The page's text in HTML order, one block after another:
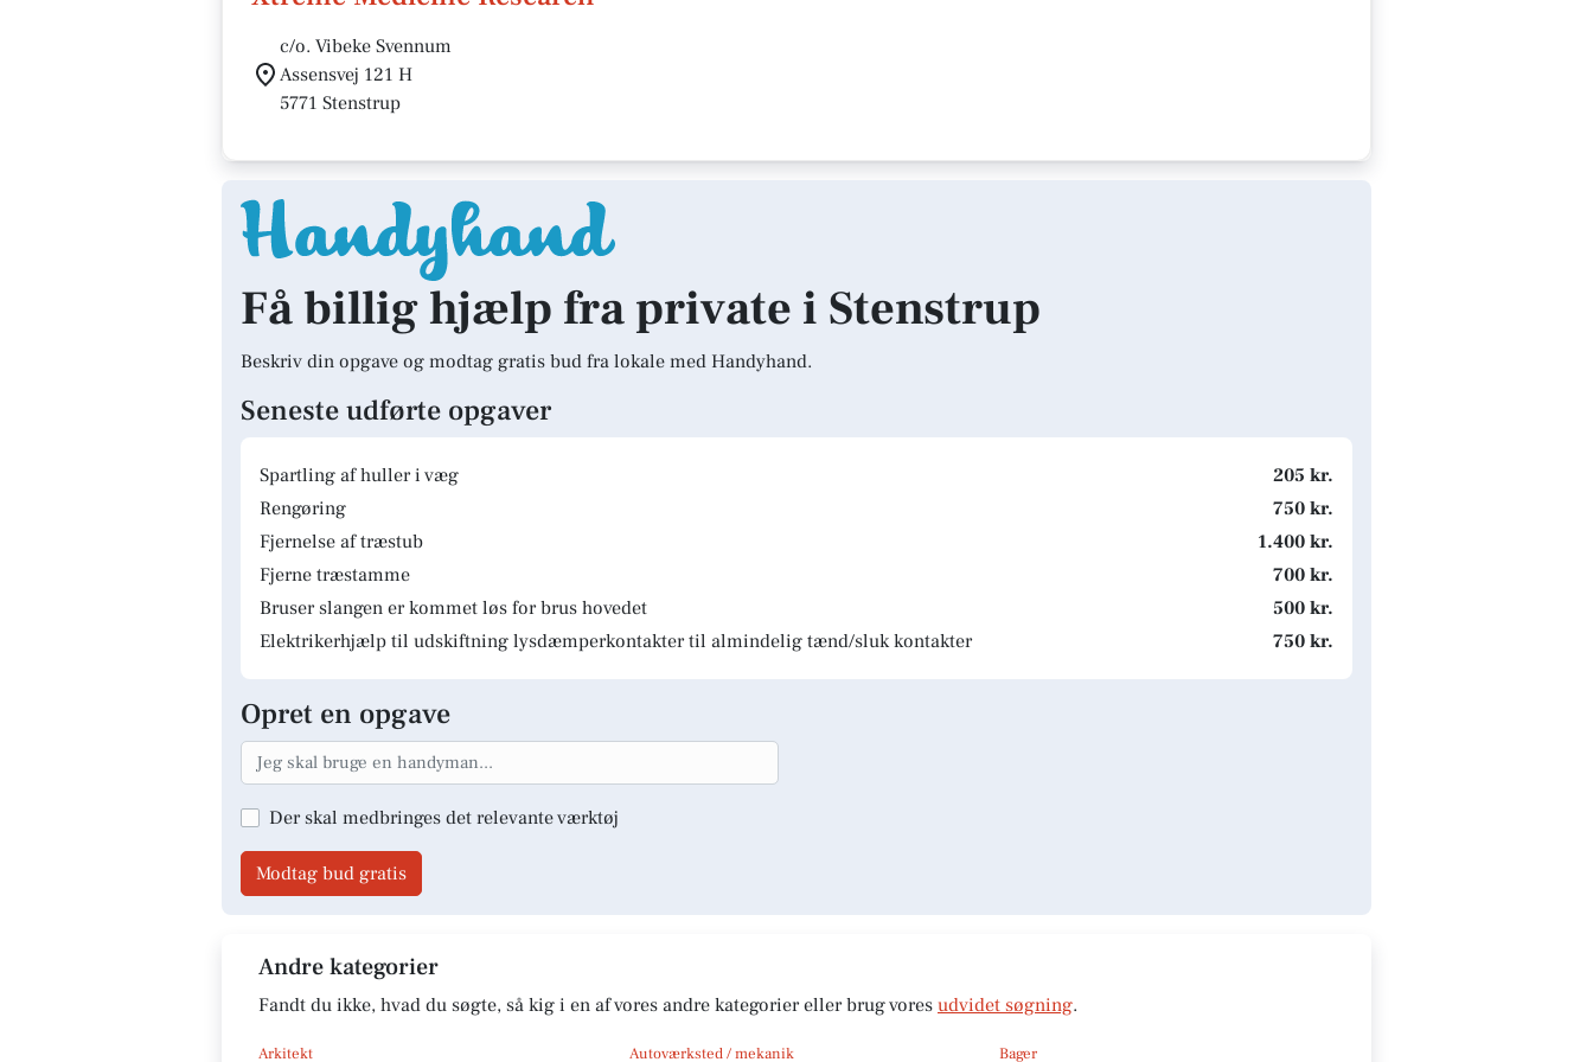
c/o. Vibeke Svennum
Assensvej 121 H
5771 Stenstrup
Få billig hjælp fra private i Stenstrup
Beskriv din opgave og modtag gratis bud fra lokale med Handyhand.
Seneste udførte opgaver
Spartling af huller i væg
205 kr.
Rengøring
750 kr.
Fjernelse af træstub
1.400 kr.
Fjerne træstamme
700 kr.
Bruser slangen er kommet løs for brus hovedet
500 kr.
Elektrikerhjælp til udskiftning lysdæmperkontakter til almindelig tænd/sluk kontakter
750 kr.
Opret en opgave
Der skal medbringes det relevante værktøj
Modtag bud gratis
Andre kategorier
Fandt du ikke, hvad du søgte, så kig i en af vores andre kategorier eller brug vores udvidet søgning.
Arkitekt Autoværksted / mekanik Bager